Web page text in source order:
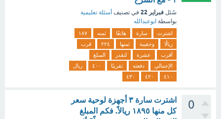
سُئل فبراير 22 في تصنيف أسئلة تعليمية
بواسطة ابوعبدالله
اشترت سارة هاتفًا ثمنه
١٨٧
ريالًا
وحقيبة ثمنها ٢٢٤
قرب
أقرب
عشرة لتقدر
المبلغ
الإجمالي
دفعته تقريبًا ٤٠٠
ريال
٤١٠
٤٢٠ ٤٣٠
0
اشترت سارة ٣ أجهزة لوحية سعر
كل منها ١٨٩٥ ريالاً. فكم المبلغ